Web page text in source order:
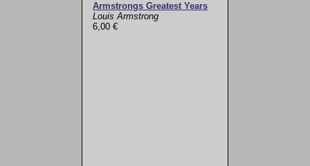
Armstrongs Greatest Years
Louis Armstrong
6,00 €